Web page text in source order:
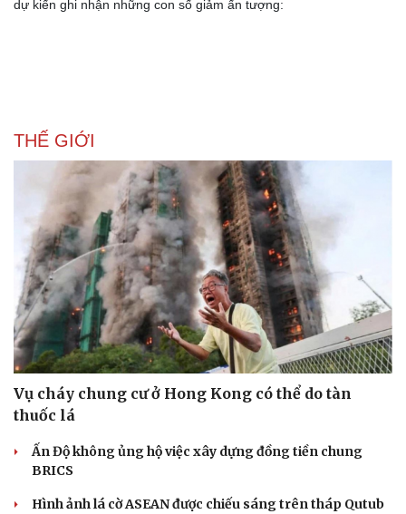
Thế giới thể thao
eSports
dự kiến ghi nhận những con số giảm ấn tượng:
THẾ GIỚI
Vụ cháy chung cư ở Hong Kong có thể do tàn
thuốc lá
Ấn Độ không ủng hộ việc xây dựng đồng tiền chung
BRICS
Hình ảnh lá cờ ASEAN được chiếu sáng trên tháp Qutub